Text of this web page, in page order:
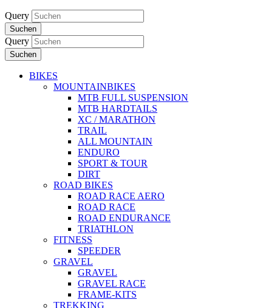
Query
Suchen
Query
Suchen
BIKES
MOUNTAINBIKES
MTB FULL SUSPENSION
MTB HARDTAILS
XC / MARATHON
TRAIL
ALL MOUNTAIN
ENDURO
SPORT & TOUR
DIRT
ROAD BIKES
ROAD RACE AERO
ROAD RACE
ROAD ENDURANCE
TRIATHLON
FITNESS
SPEEDER
GRAVEL
GRAVEL
GRAVEL RACE
FRAME-KITS
TREKKING